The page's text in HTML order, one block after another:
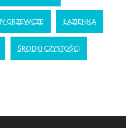
GRZEWCZE ŁAZIENKA
ŚRODKI CZYSTOŚCI